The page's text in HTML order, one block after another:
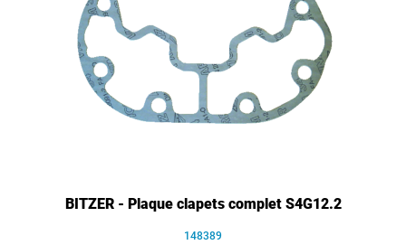
BITZER - Plaque clapets complet S4G12.2
148389